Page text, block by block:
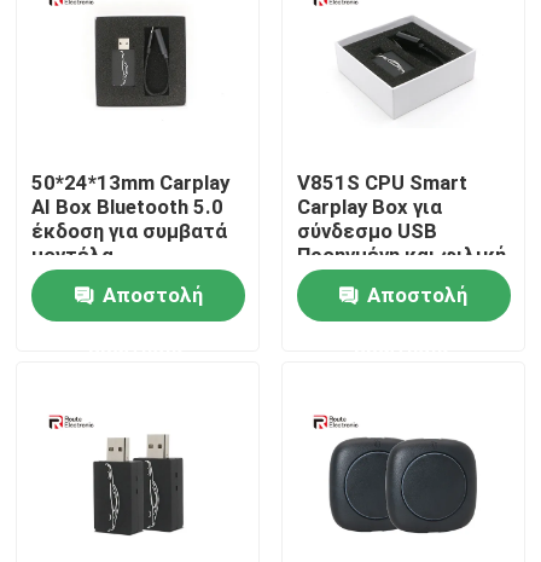
Σχετικά με εμάς
Γύρος εργοστασίων
επαφή
Νέα
Ζητήστε ένα απόσπασμα
50*24*13mm Carplay
AI Box Bluetooth 5.0
έκδοση για συμβατά
μοντέλα
αυτοκινήτων
Αποστολή
V851S CPU Smart
Carplay Box για
σύνδεσμο USB
Προηγμένη και φιλική
προς το χρήστη
εγκατάσταση
Αποστολή